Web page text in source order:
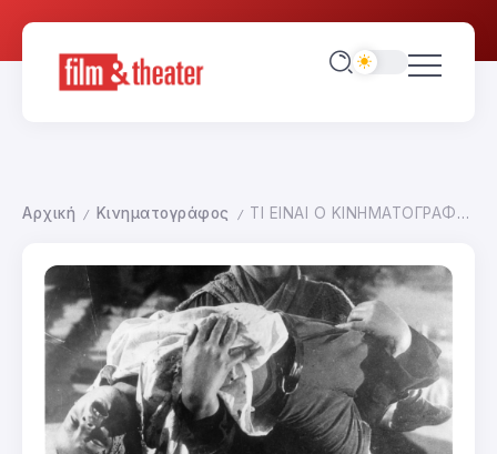
Αρχική / Κινηματογράφος / ΤΙ ΕΙΝΑΙ Ο ΚΙΝΗΜΑΤΟΓΡΑΦΟΣ; ΑΑ09 ΤΑ ΕΚΦΡΑΣΤΙΚΑ ΜΕΣΑ ΤΟΥ ΚΙΝΗΜΑΤΟΓΡΑΦΟΥ